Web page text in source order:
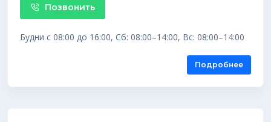
Позвонить
Будни с 08:00 до 16:00, Сб: 08:00–14:00, Вс: 08:00–14:00
Подробнее